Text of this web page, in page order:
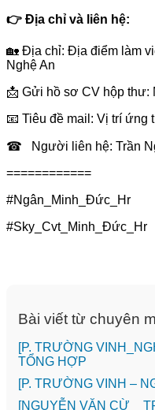
👉 Địa chỉ và liên hệ:
🏡 Địa chỉ: Địa điểm làm
Nghệ An
📩 Gửi hồ sơ CV hộp thư:
📧 Tiêu đề mail: Vị trí ứng
☎
Người liên hệ: Trần
============
#Ngân_Minh_Đức_Hr
#Sky_Cvt_Minh_Đức_Hr
Bài viết từ chuyên
[P. TRƯỜNG
TỔNG HỢP
[P. TRƯỜNG VINH –
[NGUYỄN VĂN CỪ _